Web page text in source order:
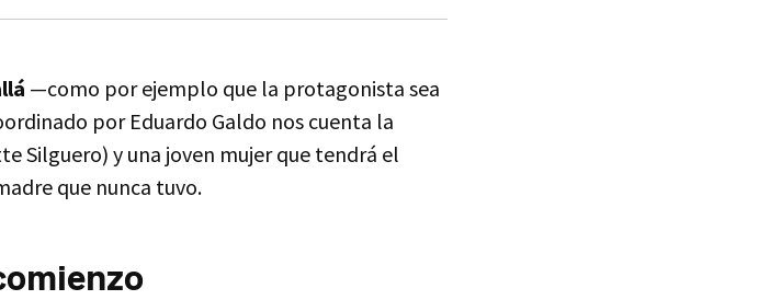
—como por ejemplo que la protagonista sea
por Eduardo Galdo nos cuenta la
Silguero) y una joven mujer que tendrá el
que nunca tuvo.